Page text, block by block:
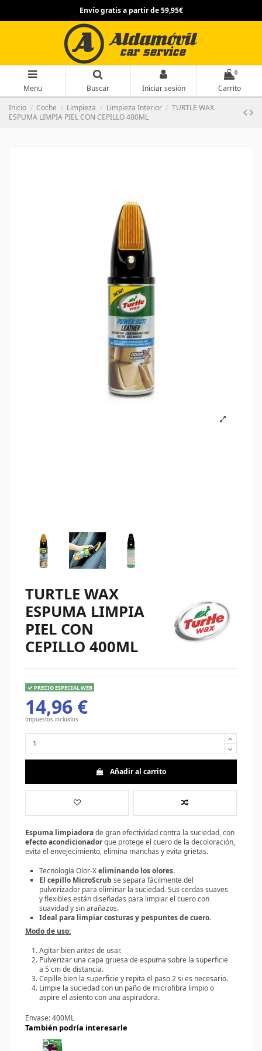
Envío gratis a partir de 59,95€
Menu Buscar Iniciar sesión
0
Carrito
Inicio
Coche Limpieza Limpieza Interior
TURTLE WAX
ESPUMA LIMPIA PIEL CON CEPILLO 400ML
TURTLE WAX
ESPUMA LIMPIA
PIEL CON
CEPILLO 400ML
PRECIO ESPECIAL WEB
14,96 €
Impuestos incluidos
Añadir al carrito
Espuma limpiadorade gran efectividad contra la suciedad, con
efecto acondicionadorque protege el cuero de la decoloración,
evita el envejecimiento, elimina manchas y evita grietas.
Tecnología Olor-Xeliminando los olores.
El cepillo MicroScrub se separa fácilmente del
pulverizador para eliminar la suciedad. Sus cerdas suaves
y flexibles están diseñadas para limpiar el cuero con
suavidad y sin arañazos.
Ideal para limpiar costuras y pespuntes de cuero.
Modo de uso:
Agitar bien antes de usar.
Pulverizar una capa gruesa de espuma sobre la superficie
a 5 cm de distancia.
Cepille bien la superficie y repita el paso 2 si es necesario.
Limpie la suciedad con un paño de microfibra limpio o
aspire el asiento con una aspiradora.
Envase: 400ML
También podría interesarle